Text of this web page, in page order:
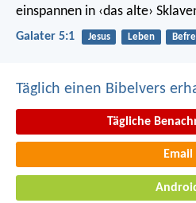
einspannen in ‹das alte›
Galater 5:1 Jesus Leben
Täglich einen Bibelvers
Tägliche
Email